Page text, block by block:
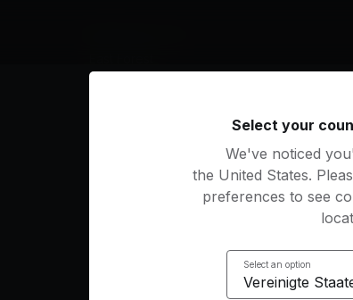
East Forest
Select your
We've noticed
the United States.
preferences to see
Select an option
Vereinigte